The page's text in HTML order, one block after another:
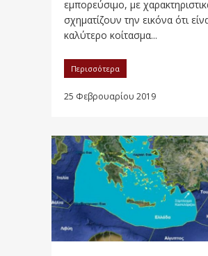
εμπορεύσιμο, με
σχηματίζουν την εικόνα ότι
καλύτερο κοίτασμα...
Περισσότερα
25 Φεβρουαρίου 2019